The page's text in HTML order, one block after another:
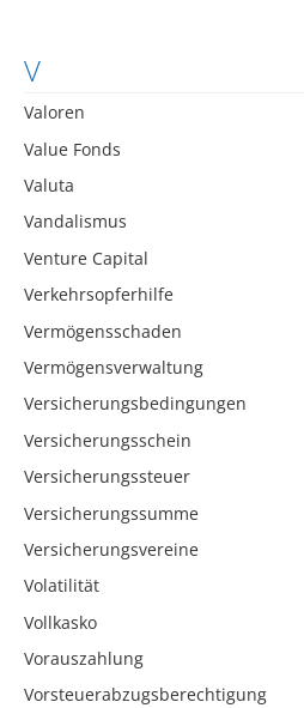
V
Valoren
Value Fonds
Valuta
Vandalismus
Venture Capital
Verkehrsopferhilfe
Vermögensschaden
Vermögensverwaltung
Versicherungsbedingungen
Versicherungsschein
Versicherungssteuer
Versicherungssumme
Versicherungsvereine
Volatilität
Vollkasko
Vorauszahlung
Vorsteuerabzugsberechtigung